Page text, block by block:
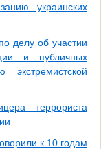
украинских
делу об участии
и публичных
террориста
к 10 годам